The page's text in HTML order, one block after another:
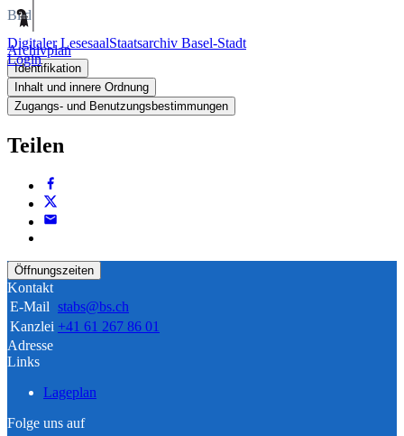
Digitaler LesesaalStaatsarchiv Basel-Stadt
Login
Bild
Archivplan
Identifikation
Inhalt und innere Ordnung
Zugangs- und Benutzungsbestimmungen
Teilen
Öffnungszeiten
Kontakt
E-Mail stabs@bs.ch
Kanzlei +41 61 267 86 01
Adresse
Links
Lageplan
Folge uns auf